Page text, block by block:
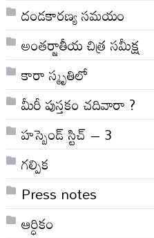
దండకారణ్య సమయం
అంతర్జాతీయ చిత్ర సమీక్ష
కారా స్మృతిలో
మీరీ పుస్తకం చదివారా ?
హస్బెండ్ స్టిచ్ – 3
గల్పిక
Press notes
ఆర్ధికం